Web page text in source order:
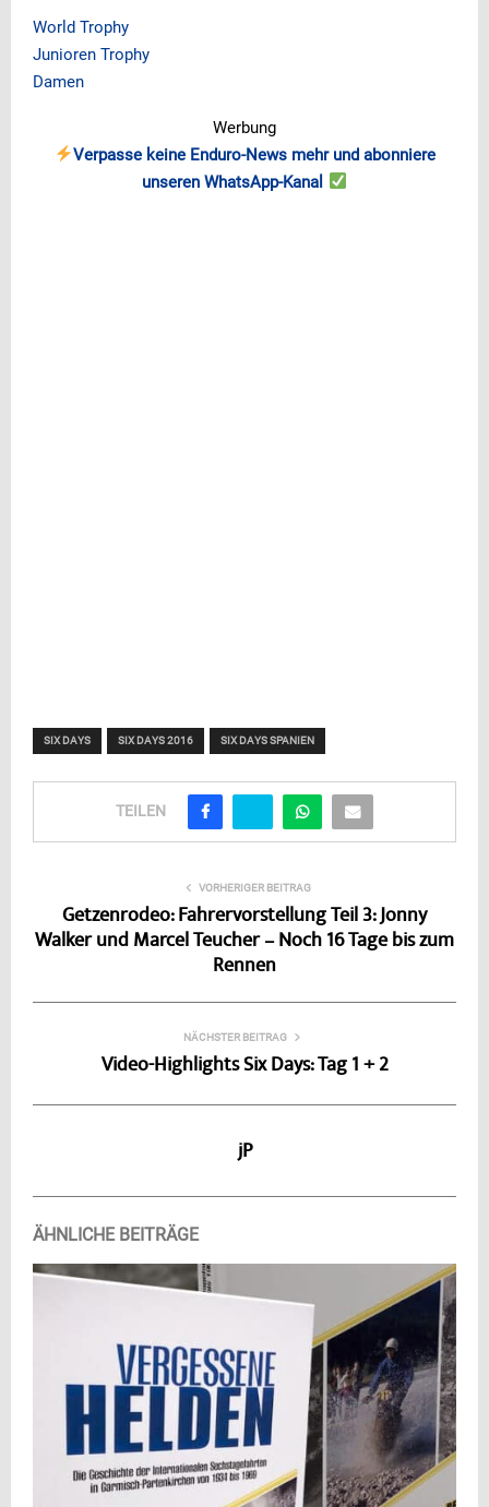
World Trophy
Junioren Trophy
Damen
Werbung
Verpasse keine Enduro-News mehr und abonniere
unseren WhatsApp-Kanal
SIX DAYS SIX DAYS 2016 SIX DAYS SPANIEN
TEILEN
VORHERIGER BEITRAG
Getzenrodeo: Fahrervorstellung Teil 3: Jonny
Walker und Marcel Teucher – Noch 16 Tage bis zum
Rennen
NÄCHSTER BEITRAG
Video-Highlights Six Days: Tag 1 + 2
jP
ÄHNLICHE BEITRÄGE